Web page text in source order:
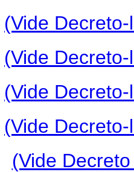
(Vide
(Vide
(Vide
(Vide
(Vide